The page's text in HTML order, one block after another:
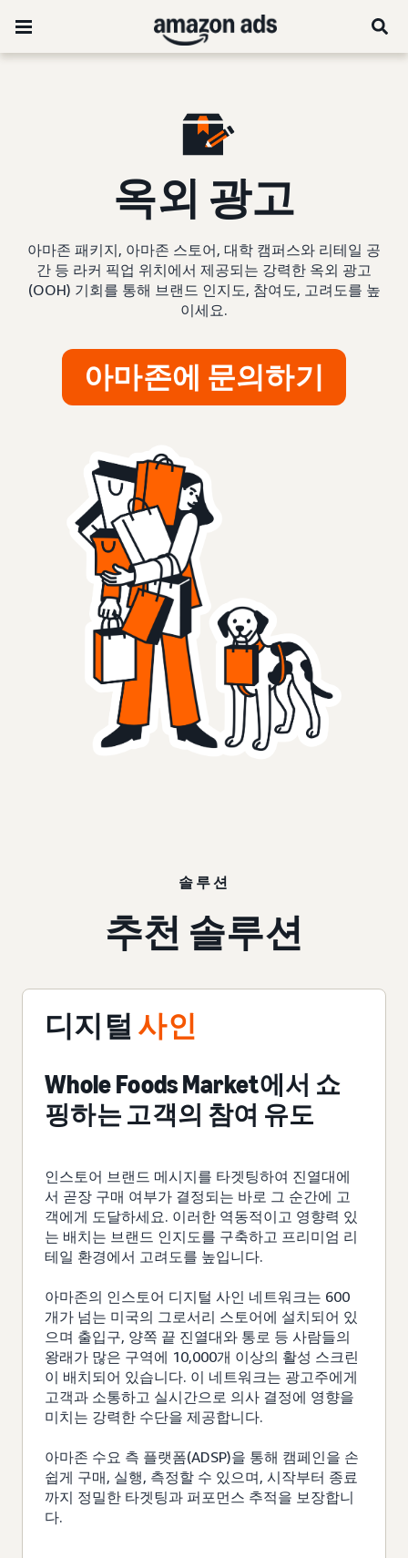
옥외 광고
아마존 패키지, 아마존 스토어, 대학 캠퍼스와 리테일 공
간 등 라커 픽업 위치에서 제공되는 강력한 옥외 광고
(OOH) 기회를 통해 브랜드 인지도, 참여도, 고려도를 높
이세요.
아마존에 문의하기
솔루션
추천 솔루션
디지털 사인
Whole Foods Market에서 쇼
핑하는 고객의 참여 유도
인스토어 브랜드 메시지를 타겟팅하여 진열대에
서 곧장 구매 여부가 결정되는 바로 그 순간에 고
객에게 도달하세요. 이러한 역동적이고 영향력 있
는 배치는 브랜드 인지도를 구축하고 프리미엄 리
테일 환경에서 고려도를 높입니다.
아마존의 인스토어 디지털 사인 네트워크는 600
개가 넘는 미국의 그로서리 스토어에 설치되어 있
으며 출입구, 양쪽 끝 진열대와 통로 등 사람들의
왕래가 많은 구역에 10,000개 이상의 활성 스크린
이 배치되어 있습니다. 이 네트워크는 광고주에게
고객과 소통하고 실시간으로 의사 결정에 영향을
미치는 강력한 수단을 제공합니다.
아마존 수요 측 플랫폼(ADSP)을 통해 캠페인을 손
쉽게 구매, 실행, 측정할 수 있으며, 시작부터 종료
까지 정밀한 타겟팅과 퍼포먼스 추적을 보장합니
다.